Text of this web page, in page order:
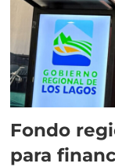
Fondo
para